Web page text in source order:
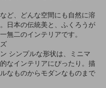
ど、どんな空間にも自然に溶
日本の伝統美と、ふくろうが
無二のインテリアです。
シンプルな形状は、ミニマ
なインテリアにぴったり。描
なものからモダンなものまで